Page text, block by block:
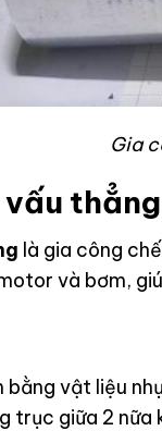
Gia
là gia công
và bơm,
vật liệu
trục giữa 2 nữa